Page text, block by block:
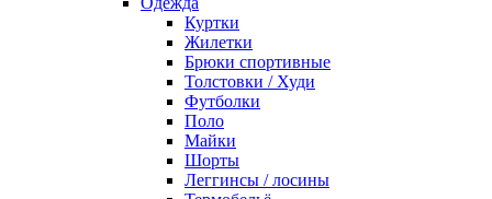
Куртки
Жилетки
Брюки спортивные
Толстовки / Худи
Футболки
Поло
Майки
Шорты
Леггинсы / лосины